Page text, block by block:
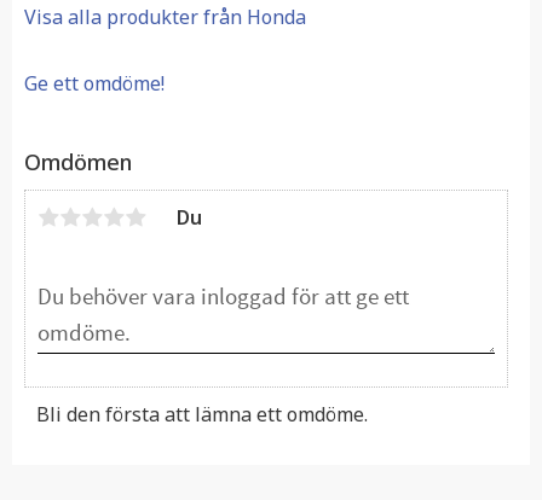
Visa alla produkter från Honda
Ge ett omdöme!
Omdömen
Du
Bli den första att lämna ett omdöme.